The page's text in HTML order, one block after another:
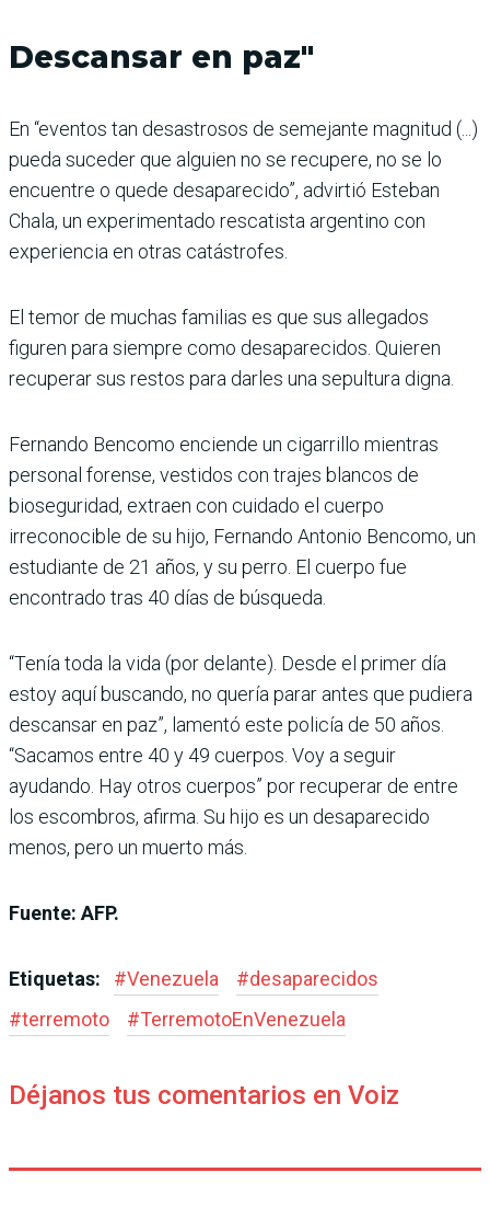
Descansar en paz"
En “eventos tan desastrosos de semejante magnitud (...)
pueda suceder que alguien no se recupere, no se lo
encuentre o quede desaparecido”, advirtió Esteban
Chala, un experimentado rescatista argentino con
experiencia en otras catástrofes.
El temor de muchas familias es que sus allegados
figuren para siempre como desaparecidos. Quieren
recuperar sus restos para darles una sepultura digna.
Fernando Bencomo enciende un cigarrillo mientras
personal forense, vestidos con trajes blancos de
bioseguridad, extraen con cuidado el cuerpo
irreconocible de su hijo, Fernando Antonio Bencomo, un
estudiante de 21 años, y su perro. El cuerpo fue
encontrado tras 40 días de búsqueda.
“Tenía toda la vida (por delante). Desde el primer día
estoy aquí buscando, no quería parar antes que pudiera
descansar en paz”, lamentó este policía de 50 años.
“Sacamos entre 40 y 49 cuerpos. Voy a seguir
ayudando. Hay otros cuerpos” por recuperar de entre
los escombros, afirma. Su hijo es un desaparecido
menos, pero un muerto más.
Fuente: AFP.
Etiquetas: #Venezuela #desaparecidos
#terremoto #TerremotoEnVenezuela
Déjanos tus comentarios en Voiz